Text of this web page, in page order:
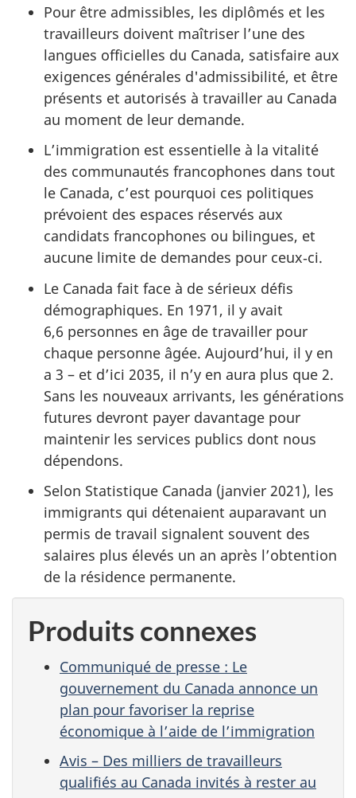
Pour être admissibles, les diplômés et les
travailleurs doivent maîtriser l’une des
langues officielles du Canada, satisfaire aux
exigences générales d'admissibilité, et être
présents et autorisés à travailler au Canada
au moment de leur demande.
L’immigration est essentielle à la vitalité
des communautés francophones dans tout
le Canada, c’est pourquoi ces politiques
prévoient des espaces réservés aux
candidats francophones ou bilingues, et
aucune limite de demandes pour ceux‑ci.
Le Canada fait face à de sérieux défis
démographiques. En 1971, il y avait
6,6 personnes en âge de travailler pour
chaque personne âgée. Aujourd’hui, il y en
a 3 – et d’ici 2035, il n’y en aura plus que 2.
Sans les nouveaux arrivants, les générations
futures devront payer davantage pour
maintenir les services publics dont nous
dépendons.
Selon Statistique Canada (janvier 2021), les
immigrants qui détenaient auparavant un
permis de travail signalent souvent des
salaires plus élevés un an après l’obtention
de la résidence permanente.
Produits connexes
Communiqué de presse : Le
gouvernement du Canada annonce un
plan pour favoriser la reprise
économique à l’aide de l’immigration
Avis – Des milliers de travailleurs
qualifiés au Canada invités à rester au